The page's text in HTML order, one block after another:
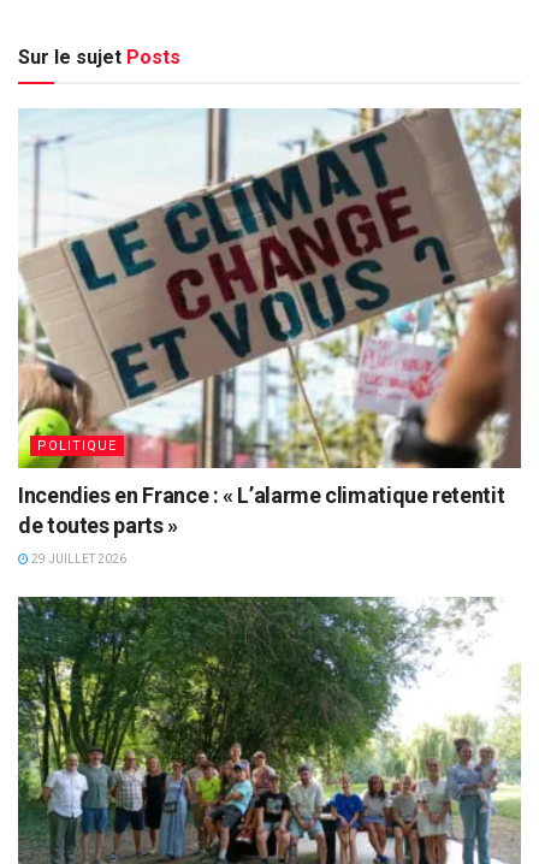
Sur le sujet Posts
POLITIQUE
Incendies en France : « L’alarme climatique retentit
de toutes parts »
29 JUILLET 2026